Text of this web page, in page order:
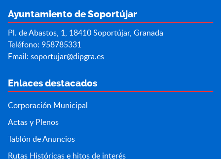
Ayuntamiento de Soportújar
Pl. de Abastos, 1, 18410 Soportújar, Granada
Teléfono: 958785331
Email: soportujar@dipgra.es
Enlaces destacados
Corporación Municipal
Actas y Plenos
Tablón de Anuncios
Rutas Históricas e hitos de interés